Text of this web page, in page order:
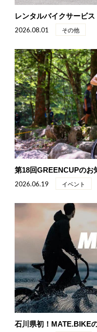
レンタルバイクサービ
2026.08.01 その他
第18回GREENCUPのお
2026.06.19 イベント
石川県初！MATE.BIKE